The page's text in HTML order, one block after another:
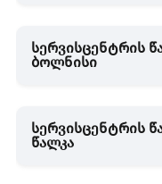
სერვისცენტრის
ბოლნისი
სერვისცენტრის
წალკა